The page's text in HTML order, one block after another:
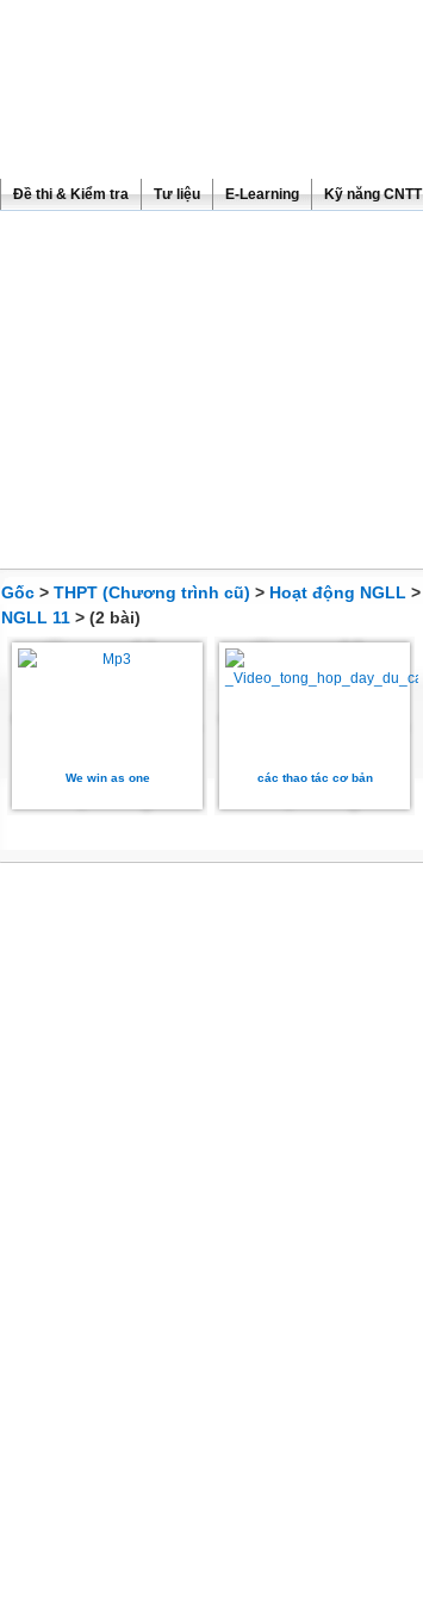
Đề thi & Kiểm tra Tư liệu E-Learning Kỹ năng CNTT
Gốc > THPT (Chương trình cũ) > Hoạt động NGLL >
NGLL 11 > (2 bài)
We win as one các thao tác cơ bản